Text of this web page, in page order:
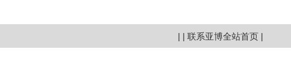
| | 联系亚博全站首页 |